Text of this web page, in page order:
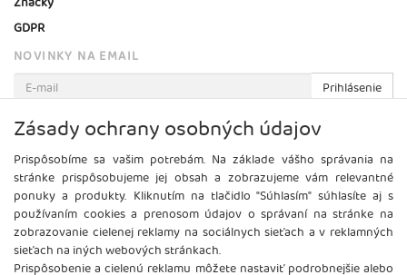
GDPR
NOVINKY NA EMAIL
Prihlásenie
Viac informácií o tejto službe
Zásady ochrany osobných údajov
Prispôsobíme sa vašim potrebám. Na základe vášho správania na
stránke prispôsobujeme jej obsah a zobrazujeme vám relevantné
ponuky a produkty. Kliknutím na tlačidlo "Súhlasím" súhlasíte aj s
používaním cookies a prenosom údajov o správaní na stránke na
zobrazovanie cielenej reklamy na sociálnych sieťach a v reklamných
sieťach na iných webových stránkach.
Prispôsobenie a cielenú reklamu môžete nastaviť podrobnejšie alebo